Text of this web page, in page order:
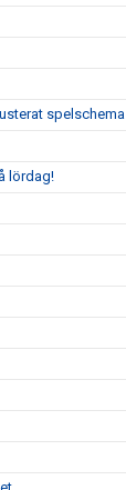
spelschema
lördag!